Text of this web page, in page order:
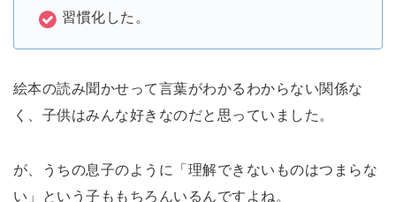
習慣化した。
絵本の読み聞かせって言葉がわかるわからない関係な
く、子供はみんな好きなのだと思っていました。
が、うちの息子のように「理解できないものはつまらな
い」という子ももちろんいるんですよね。